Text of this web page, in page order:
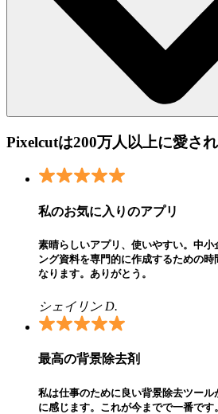
Pixelcutは200万人以上に愛さ
私のお気に入りのアプリ
素晴らしいアプリ、使いやすい。中
ング資料を専門的に作成するための
なります。ありがとう。
シェイリン D.
最高の背景除去剤
私は仕事のために良い背景除去ツール
に感じます。これが今までで一番で